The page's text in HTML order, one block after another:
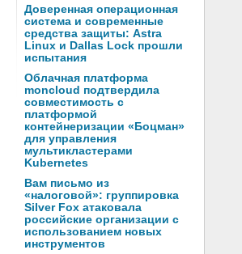
Доверенная операционная
система и современные
средства защиты: Astra
Linux и Dallas Lock прошли
испытания
Облачная платформа
moncloud подтвердила
совместимость с
платформой
контейнеризации «Боцман»
для управления
мультикластерами
Kubernetes
Вам письмо из
«налоговой»: группировка
Silver Fox атаковала
российские организации с
использованием новых
инструментов